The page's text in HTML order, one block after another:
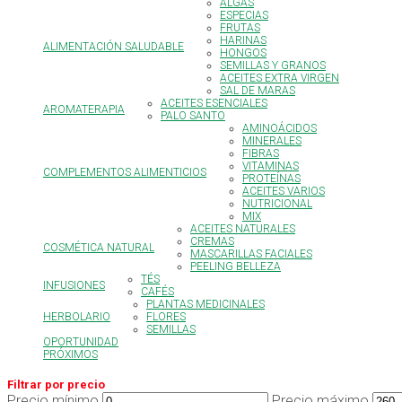
ALIMENTACIÓN SALUDABLE
ALGAS
ESPECIAS
FRUTAS
HARINAS
HONGOS
SEMILLAS Y GRANOS
ACEITES EXTRA VIRGEN
SAL DE MARAS
AROMATERAPIA
ACEITES ESENCIALES
PALO SANTO
COMPLEMENTOS ALIMENTICIOS
AMINOÁCIDOS
MINERALES
FIBRAS
VITAMINAS
PROTEÍNAS
ACEITES VARIOS
NUTRICIONAL
MIX
COSMÉTICA NATURAL
ACEITES NATURALES
CREMAS
MASCARILLAS FACIALES
PEELING BELLEZA
INFUSIONES
TÉS
CAFÉS
HERBOLARIO
PLANTAS MEDICINALES
FLORES
SEMILLAS
OPORTUNIDAD
PRÓXIMOS
Filtrar por precio